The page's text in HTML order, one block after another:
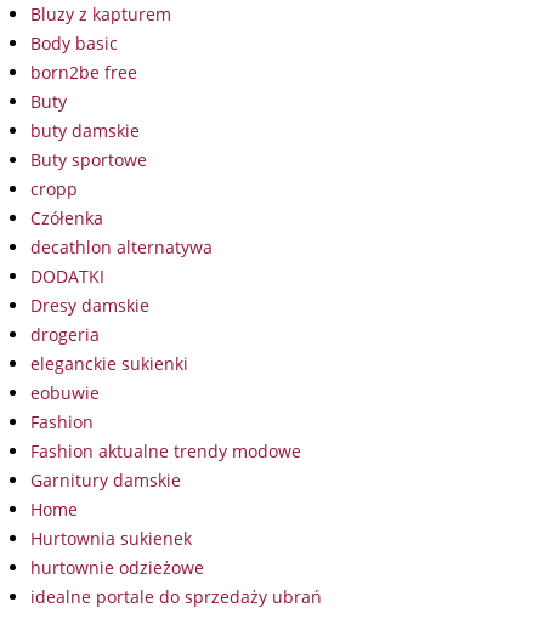
Bluzy z kapturem
Body basic
born2be free
Buty
buty damskie
Buty sportowe
cropp
Czółenka
decathlon alternatywa
DODATKI
Dresy damskie
drogeria
eleganckie sukienki
eobuwie
Fashion
Fashion aktualne trendy modowe
Garnitury damskie
Home
Hurtownia sukienek
hurtownie odzieżowe
idealne portale do sprzedaży ubrań